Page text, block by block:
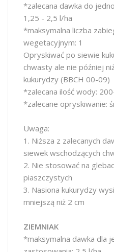
*zalecana dawka do
1,25 - 2,5 l/ha
*maksymalna liczba
wegetacyjnym: 1
Opryskiwać po siewie
chwasty ale nie później
kukurydzy (BBCH 00-09)
*zalecana ilość wody:
*zalecane opryskiwanie:
Uwaga:
1. Niższa z zalecanych
siewek wschodzących
2. Nie stosować na
piaszczystych
3. Nasiona kukurydzy
mniejszą niż 2 cm
ZIEMNIAK
*maksymalna dawka dla